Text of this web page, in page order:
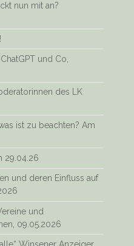
nun mit an?
und Co,
des LK
ist zu beachten? Am
29.04.26
und deren Einfluss auf
und
09.05.2026
Winsener Anzeiger,